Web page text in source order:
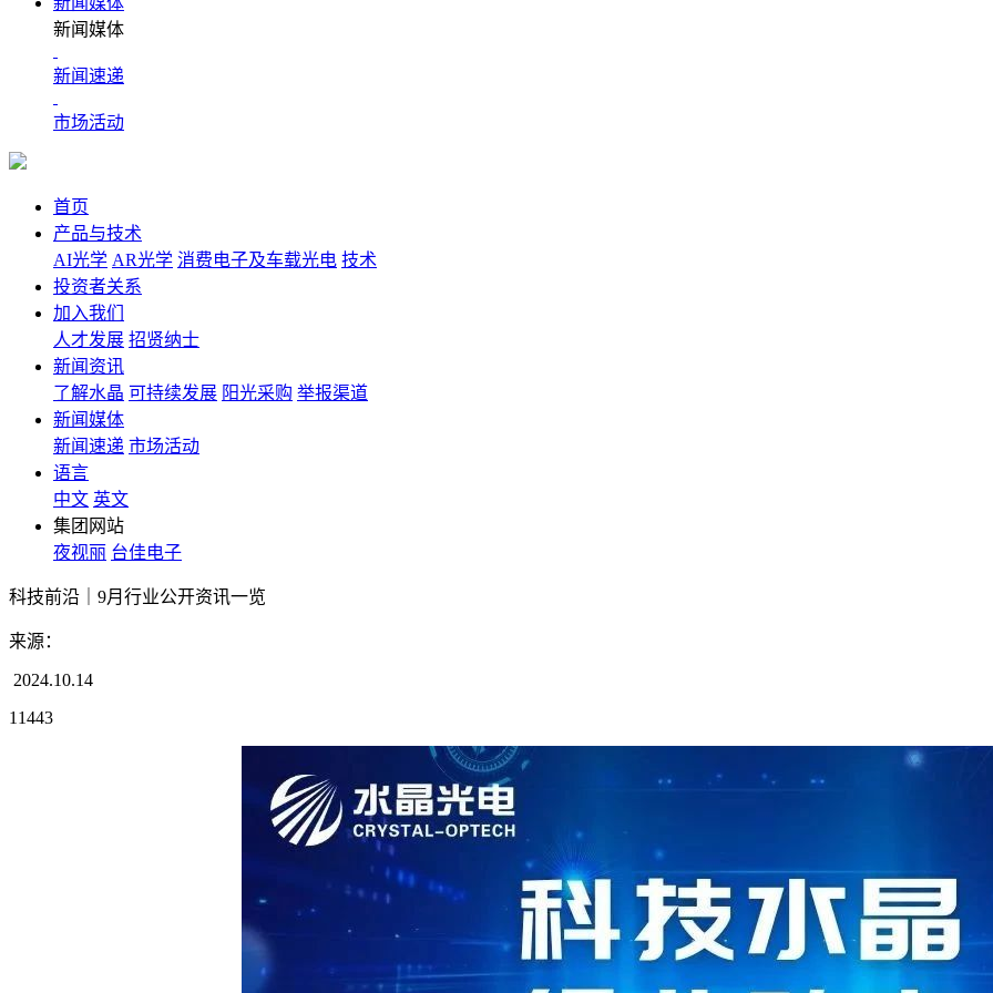
新闻媒体
新闻速递
市场活动
首页
产品与技术
AI光学 AR光学 消费电子及车载光电 技术
投资者关系
加入我们
人才发展 招贤纳士
新闻资讯
了解水晶 可持续发展 阳光采购 举报渠道
新闻媒体
新闻速递 市场活动
语言
中文 英文
集团网站
夜视丽 台佳电子
科技前沿｜9月行业公开资讯一览
来源：
2024.10.14
11443